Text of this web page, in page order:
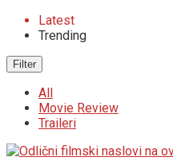
Latest
Trending
Filter
All
Movie Review
Traileri